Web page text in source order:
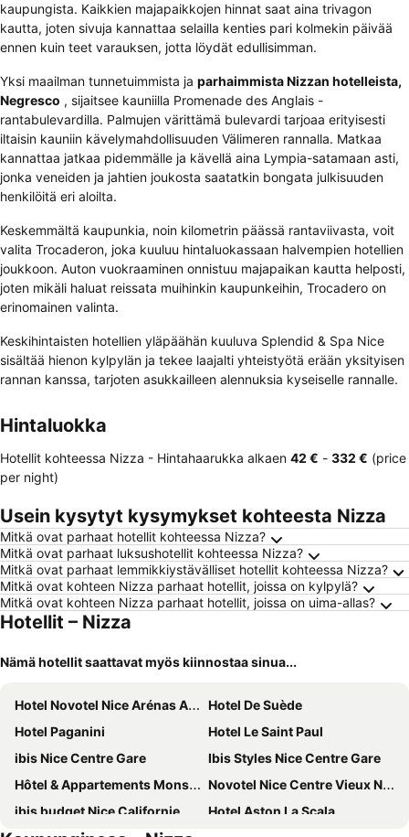
kaupungista. Kaikkien majapaikkojen hinnat saat aina trivagon
kautta, joten sivuja kannattaa selailla kenties pari kolmekin päivää
ennen kuin teet varauksen, jotta löydät edullisimman.
Yksi maailman tunnetuimmista ja parhaimmista Nizzan hotelleista,
Negresco , sijaitsee kauniilla Promenade des Anglais -
rantabulevardilla. Palmujen värittämä bulevardi tarjoaa erityisesti
iltaisin kauniin kävelymahdollisuuden Välimeren rannalla. Matkaa
kannattaa jatkaa pidemmälle ja kävellä aina Lympia-satamaan asti,
jonka veneiden ja jahtien joukosta saatatkin bongata julkisuuden
henkilöitä eri aloilta.
Keskemmältä kaupunkia, noin kilometrin päässä rantaviivasta, voit
valita Trocaderon, joka kuuluu hintaluokassaan halvempien hotellien
joukkoon. Auton vuokraaminen onnistuu majapaikan kautta helposti,
joten mikäli haluat reissata muihinkin kaupunkeihin, Trocadero on
erinomainen valinta.
Keskihintaisten hotellien yläpäähän kuuluva Splendid & Spa Nice
sisältää hienon kylpylän ja tekee laajalti yhteistyötä erään yksityisen
rannan kanssa, tarjoten asukkailleen alennuksia kyseiselle rannalle.
Hintaluokka
Hotellit kohteessa Nizza - Hintahaarukka alkaen ‎42 € - ‎332 € (price
per night)
Usein kysytyt kysymykset kohteesta Nizza
Mitkä ovat parhaat hotellit kohteessa Nizza?
Mitkä ovat parhaat luksushotellit kohteessa Nizza?
Mitkä ovat parhaat lemmikkiystävälliset hotellit kohteessa Nizza?
Mitkä ovat kohteen Nizza parhaat hotellit, joissa on kylpylä?
Mitkä ovat kohteen Nizza parhaat hotellit, joissa on uima-allas?
Hotellit – Nizza
Nämä hotellit saattavat myös kiinnostaa sinua...
Hotel Novotel Nice Arénas Aéroport
Hotel De Suède
Hotel Paganini
Hotel Le Saint Paul
ibis Nice Centre Gare
Ibis Styles Nice Centre Gare
Hôtel & Appartements Monsigny
Novotel Nice Centre Vieux Nice
ibis budget Nice Californie Lenval
Hotel Aston La Scala